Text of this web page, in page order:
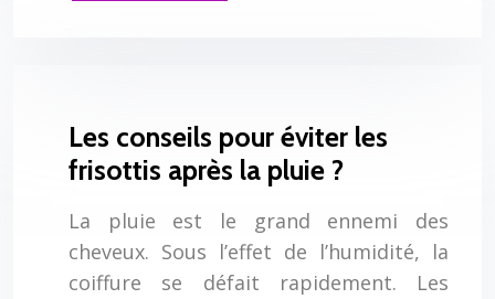
Les conseils pour éviter les
frisottis après la pluie ?
La pluie est le grand ennemi des
cheveux. Sous l’effet de l’humidité, la
coiffure se défait rapidement. Les